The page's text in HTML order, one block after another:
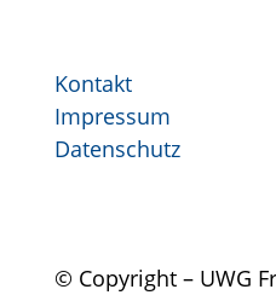
Kontakt
Impressum
Datenschutz
© Copyright – UWG